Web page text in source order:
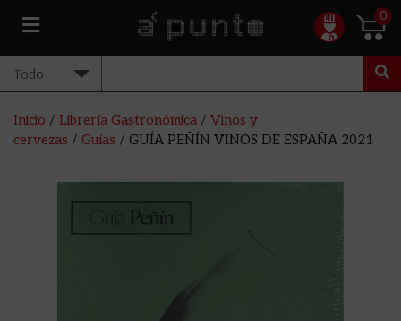
0
Inicio / Librería Gastronómica / Vinos y
cervezas / Guías / GUÍA PEÑÍN VINOS DE ESPAÑA 2021